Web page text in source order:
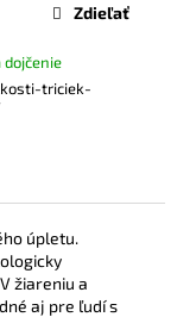
dojčenie
triciek-
Zdieľať
úpletu.
žiareniu a
aj pre ľudí s